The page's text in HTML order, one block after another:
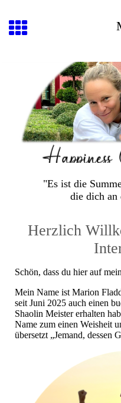
"Es ist die
die dich
Herzlich
Schön, dass du hier auf
Mein Name ist Marion
seit Juni 2025 auch einen
Shaolin Meister erhalten
Name zum einen Weisheit
übersetzt „Jemand, dessen